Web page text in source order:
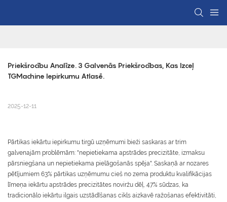
Priekšrocību Analīze. 3 Galvenās Priekšrocības, Kas Izceļ
TGMachine Iepirkumu Atlasē.
2025-12-11
Pārtikas iekārtu iepirkumu tirgū uzņēmumi bieži saskaras ar trim
galvenajām problēmām: "nepietiekama apstrādes precizitāte, izmaksu
pārsniegšana un nepietiekama pielāgošanās spēja". Saskaņā ar nozares
pētījumiem 63% pārtikas uzņēmumu cieš no zema produktu kvalifikācijas
līmeņa iekārtu apstrādes precizitātes noviržu dēļ, 47% sūdzas, ka
tradicionālo iekārtu ilgais uzstādīšanas cikls aizkavē ražošanas efektivitāti,